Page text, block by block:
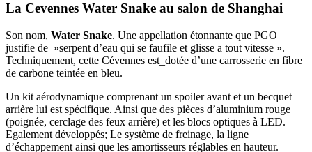
La Cevennes Water Snake au salon de Shanghai
Son nom, Water Snake. Une appellation étonnante que PGO
justifie de »serpent d’eau qui se faufile et glisse a tout vitesse ».
Techniquement, cette Cévennes est_dotée d’une carrosserie en fibre
de carbone teintée en bleu.
Un kit aérodynamique comprenant un spoiler avant et un becquet
arrière lui est spécifique. Ainsi que des pièces d’aluminium rouge
(poignée, cerclage des feux arrière) et les blocs optiques à LED.
Egalement développés; Le système de freinage, la ligne
d’échappement ainsi que les amortisseurs réglables en hauteur.